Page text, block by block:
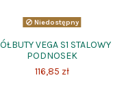
Niedostępny
VEGA S1 STALOWY
PODNOSEK
116,85 zł